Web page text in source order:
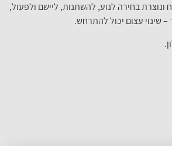
ונוצרת בחירה לנוע, להשתנות, ליישם ולפעול,
שינוי עצום יכול להתרחש.